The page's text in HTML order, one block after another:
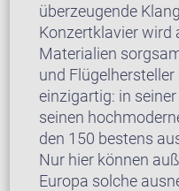
überzeugende
Konzertklavier wird
Materialien
und
einzigartig: in
seinen
den 150 bestens
Nur hier können
Europa solche